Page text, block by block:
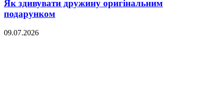
Як здивувати дружину оригінальним
подарунком
09.07.2026